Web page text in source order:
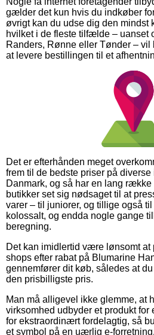
gælder det kun hvis du indkøber for
øvrigt kan du udse dig den mindst
hvilket i de fleste tilfælde – uanset
Randers, Rønne eller Tønder – vil
at levere bestillingen til et
Det er efterhånden meget
frem til de bedste priser på diverse
Danmark, og så har en lang
butikker set sig nødsaget til at
varer – til juniorer, og tillige også
kolossalt, og endda nogle gange
beregning.
Det kan imidlertid være lønsomt at
shops efter rabat på Blumarine
gennemfører dit køb, således at
den prisbilligste pris.
Man må alligevel ikke glemme, at
virksomhed udbyder et produkt for
for ekstraordinært fordelagtig, så
et symbol på en uærlig e-